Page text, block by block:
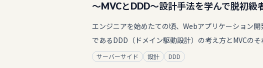
〜MVCとDDD〜設計手法を学んで脱初級
エンジニアを始めたての頃、Webアプリケーション
であるDDD（ドメイン駆動設計）の考え方とMVCの
サーバーサイド 設計 DDD